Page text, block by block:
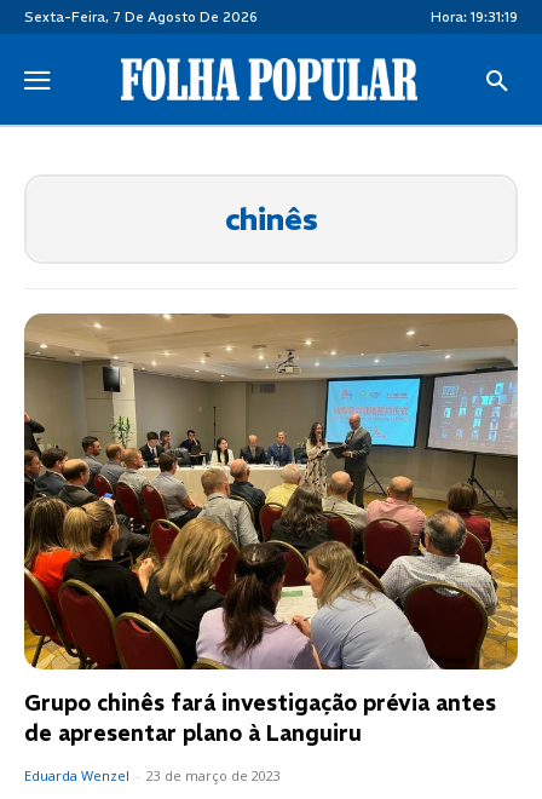
Sexta-Feira, 7 De Agosto De 2026 Hora:19:31:20
chinês
Grupo chinês fará investigação prévia antes
de apresentar plano à Languiru
Eduarda Wenzel - 23 de março de 2023